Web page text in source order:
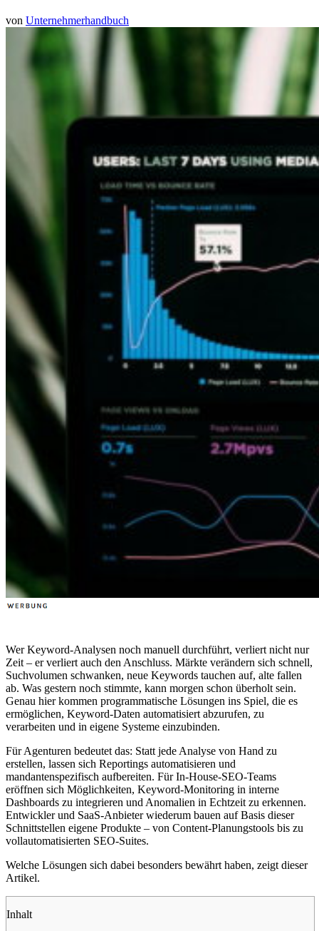
von Unternehmerhandbuch
Wer Keyword-Analysen noch manuell durchführt, verliert nicht nur
Zeit – er verliert auch den Anschluss. Märkte verändern sich schnell,
Suchvolumen schwanken, neue Keywords tauchen auf, alte fallen
ab. Was gestern noch stimmte, kann morgen schon überholt sein.
Genau hier kommen programmatische Lösungen ins Spiel, die es
ermöglichen, Keyword-Daten automatisiert abzurufen, zu
verarbeiten und in eigene Systeme einzubinden.
Für Agenturen bedeutet das: Statt jede Analyse von Hand zu
erstellen, lassen sich Reportings automatisieren und
mandantenspezifisch aufbereiten. Für In-House-SEO-Teams
eröffnen sich Möglichkeiten, Keyword-Monitoring in interne
Dashboards zu integrieren und Anomalien in Echtzeit zu erkennen.
Entwickler und SaaS-Anbieter wiederum bauen auf Basis dieser
Schnittstellen eigene Produkte – von Content-Planungstools bis zu
vollautomatisierten SEO-Suites.
Welche Lösungen sich dabei besonders bewährt haben, zeigt dieser
Artikel.
Inhalt